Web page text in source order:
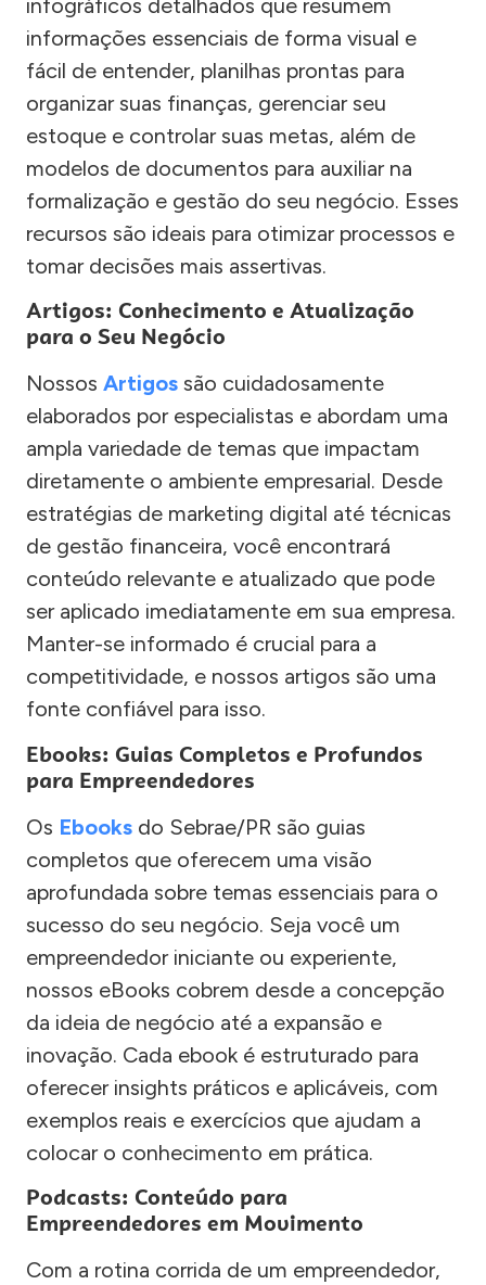
infográficos detalhados que resumem
informações essenciais de forma visual e
fácil de entender, planilhas prontas para
organizar suas finanças, gerenciar seu
estoque e controlar suas metas, além de
modelos de documentos para auxiliar na
formalização e gestão do seu negócio. Esses
recursos são ideais para otimizar processos e
tomar decisões mais assertivas.
Artigos: Conhecimento e Atualização
para o Seu Negócio
Nossos Artigos são cuidadosamente
elaborados por especialistas e abordam uma
ampla variedade de temas que impactam
diretamente o ambiente empresarial. Desde
estratégias de marketing digital até técnicas
de gestão financeira, você encontrará
conteúdo relevante e atualizado que pode
ser aplicado imediatamente em sua empresa.
Manter-se informado é crucial para a
competitividade, e nossos artigos são uma
fonte confiável para isso.
Ebooks: Guias Completos e Profundos
para Empreendedores
Os Ebooks do Sebrae/PR são guias
completos que oferecem uma visão
aprofundada sobre temas essenciais para o
sucesso do seu negócio. Seja você um
empreendedor iniciante ou experiente,
nossos eBooks cobrem desde a concepção
da ideia de negócio até a expansão e
inovação. Cada ebook é estruturado para
oferecer insights práticos e aplicáveis, com
exemplos reais e exercícios que ajudam a
colocar o conhecimento em prática.
Podcasts: Conteúdo para
Empreendedores em Movimento
Com a rotina corrida de um empreendedor,